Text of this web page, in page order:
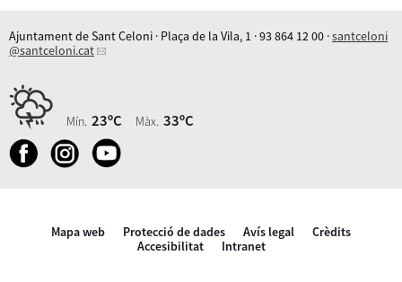
Ajuntament de Sant Celoni · Plaça de la Vila, 1 · 93 864 12 00 ·santceloni
@santceloni.cat
Mín. 23ºC Màx. 33ºC
Mapa web Protecció de dades Avís legal
Crèdits
Accesibilitat
Intranet